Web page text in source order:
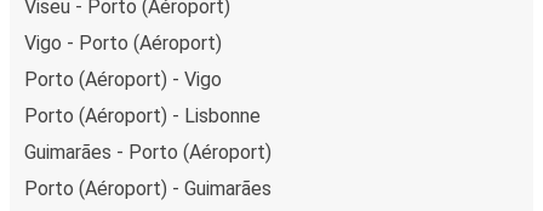
Viseu - Porto (Aéroport)
Vigo - Porto (Aéroport)
Porto (Aéroport) - Vigo
Porto (Aéroport) - Lisbonne
Guimarães - Porto (Aéroport)
Porto (Aéroport) - Guimarães